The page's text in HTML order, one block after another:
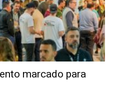
marcado para